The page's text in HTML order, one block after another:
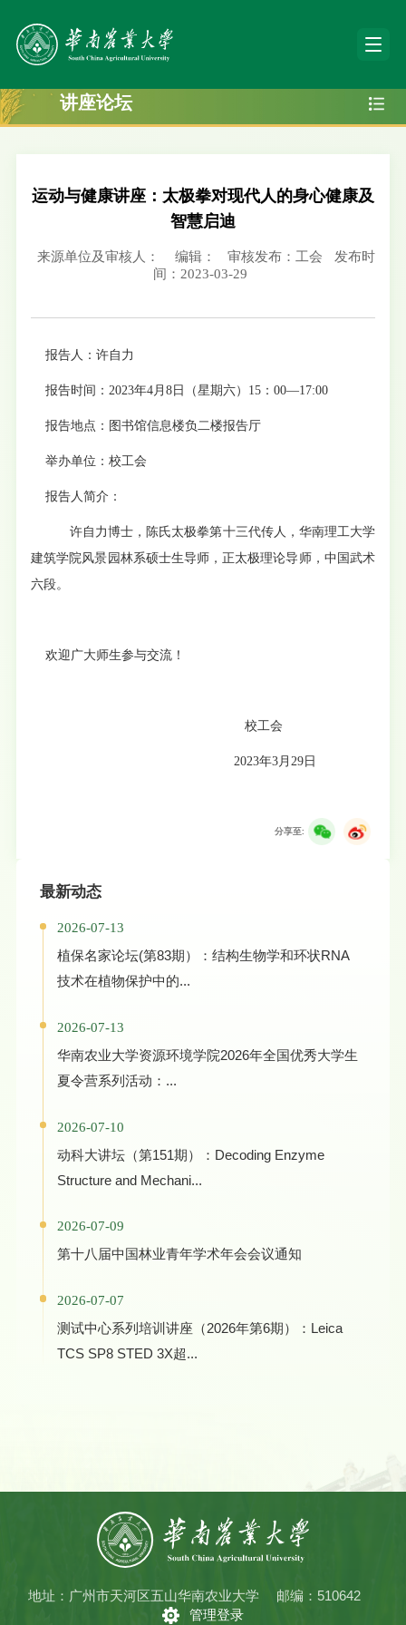
讲座论坛
运动与健康讲座：太极拳对现代人的身心健康及
智慧启迪
来源单位及审核人： 编辑： 审核发布：工会
发布时
间：2023-03-29
报告人：许自力
报告时间： 2023年4 月8 日（星期六） 15 ：00—17:00
报告地点：图书馆信息楼负二楼报告厅
举办单位：校工会
报告人简介：
许自力博士，陈氏太极拳第十三代传人，华南理工大学
建筑学院风景园林系硕士生导师，正太极理论导师，中国武术
六段。
欢迎广大师生参与交流！
校工会
2023年3 月 29 日
分享至:
最新动态
2026-07-13
植保名家论坛(第83期）：结构生物学和环状RNA
技术在植物保护中的...
2026-07-13
华南农业大学资源环境学院2026年全国优秀大学生
夏令营系列活动：...
2026-07-10
动科大讲坛（第151期）：Decoding Enzyme
Structure and Mechani...
2026-07-09
第十八届中国林业青年学术年会会议通知
2026-07-07
测试中心系列培训讲座（2026年第6期）：Leica
TCS SP8 STED 3X超...
地址：广州市天河区五山华南农业大学
邮编：510642
管理登录